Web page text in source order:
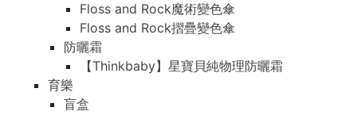
Floss and Rock魔術變色傘
Floss and Rock摺疊變色傘
防曬霜
【Thinkbaby】星寶貝純物理防曬霜
育樂
盲盒